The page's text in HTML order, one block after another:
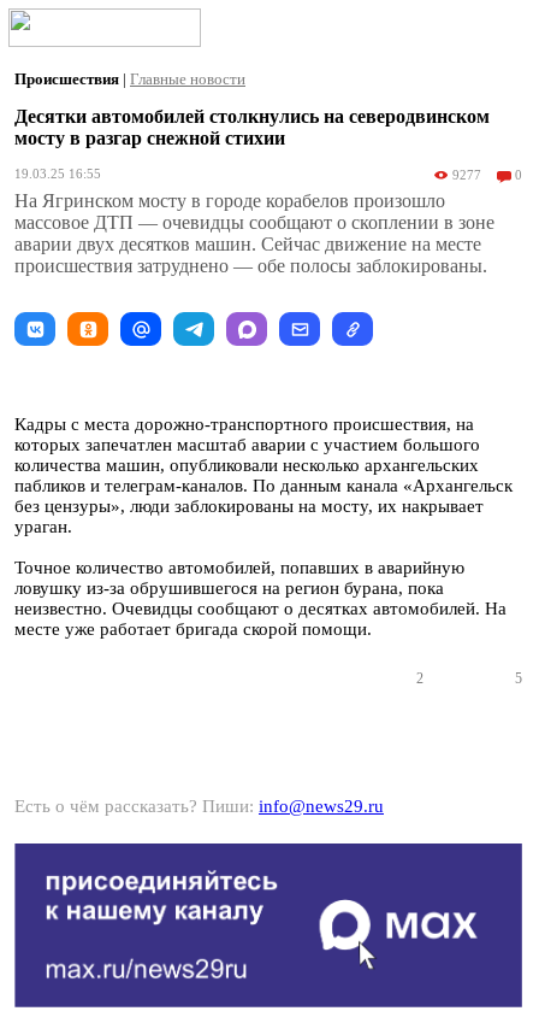
Происшествия | Главные новости
Десятки автомобилей столкнулись на северодвинском
мосту в разгар снежной стихии
19.03.25 16:55 9277 0
На Ягринском мосту в городе корабелов произошло
массовое ДТП — очевидцы сообщают о скоплении в зоне
аварии двух десятков машин. Сейчас движение на месте
происшествия затруднено — обе полосы заблокированы.
Кадры с места дорожно-транспортного происшествия, на
которых запечатлен масштаб аварии с участием большого
количества машин, опубликовали несколько архангельских
пабликов и телеграм-каналов. По данным канала «Архангельск
без цензуры», люди заблокированы на мосту, их накрывает
ураган.
Точное количество автомобилей, попавших в аварийную
ловушку из-за обрушившегося на регион бурана, пока
неизвестно. Очевидцы сообщают о десятках автомобилей. На
месте уже работает бригада скорой помощи.
2 5
Есть о чём рассказать? Пиши: info@news29.ru